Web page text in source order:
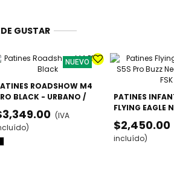
GUSTAR
NUEVO
ROADSHOW M4
BLACK - URBANO /
AVANZADO
(IVA
PATINES
FLYING EAGLE
PRO BUZZ
AJUSTABLES
$2,450.00
incluído)